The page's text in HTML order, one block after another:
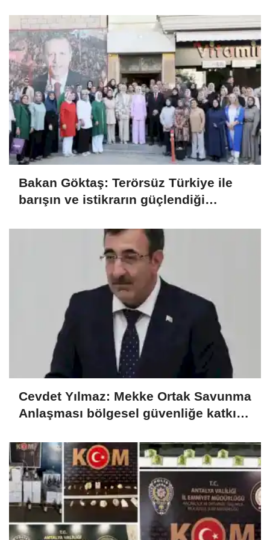
Bakan Göktaş: Terörsüz Türkiye ile
barışın ve istikrarın güçlendiği
Cevdet Yılmaz: Mekke Ortak Savunma
Anlaşması bölgesel güvenliğe katkı